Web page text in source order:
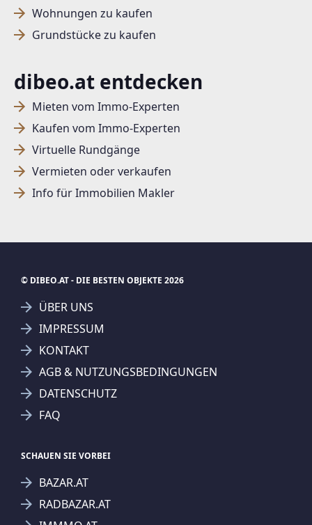
Wohnungen zu kaufen
Grundstücke zu kaufen
dibeo.at entdecken
Mieten vom Immo-Experten
Kaufen vom Immo-Experten
Virtuelle Rundgänge
Vermieten oder verkaufen
Info für Immobilien Makler
© DIBEO.AT - DIE BESTEN OBJEKTE 2026
ÜBER UNS
IMPRESSUM
KONTAKT
AGB & NUTZUNGSBEDINGUNGEN
DATENSCHUTZ
FAQ
SCHAUEN SIE VORBEI
BAZAR.AT
RADBAZAR.AT